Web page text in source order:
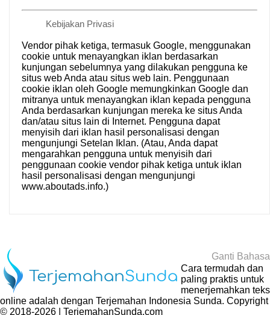
Kebijakan Privasi
Vendor pihak ketiga, termasuk Google, menggunakan
cookie untuk menayangkan iklan berdasarkan
kunjungan sebelumnya yang dilakukan pengguna ke
situs web Anda atau situs web lain. Penggunaan
cookie iklan oleh Google memungkinkan Google dan
mitranya untuk menayangkan iklan kepada pengguna
Anda berdasarkan kunjungan mereka ke situs Anda
dan/atau situs lain di Internet. Pengguna dapat
menyisih dari iklan hasil personalisasi dengan
mengunjungi Setelan Iklan. (Atau, Anda dapat
mengarahkan pengguna untuk menyisih dari
penggunaan cookie vendor pihak ketiga untuk iklan
hasil personalisasi dengan mengunjungi
www.aboutads.info.)
Ganti Bahasa
Cara termudah dan
paling praktis untuk
menerjemahkan teks
online adalah dengan Terjemahan Indonesia Sunda. Copyright
© 2018-2026 | TerjemahanSunda.com